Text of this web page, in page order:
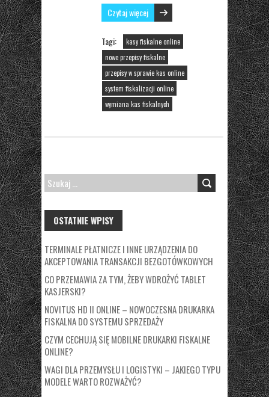
Czytaj więcej
Tagi:
kasy fiskalne online
nowe przepisy fiskalne
przepisy w sprawie kas online
system fiskalizacji online
wymiana kas fiskalnych
SZUKAJ:
OSTATNIE WPISY
TERMINALE PŁATNICZE I INNE URZĄDZENIA DO
AKCEPTOWANIA TRANSAKCJI BEZGOTÓWKOWYCH
CO PRZEMAWIA ZA TYM, ŻEBY WDROŻYĆ TABLET
KASJERSKI?
NOVITUS HD II ONLINE – NOWOCZESNA DRUKARKA
FISKALNA DO SYSTEMU SPRZEDAŻY
CZYM CECHUJĄ SIĘ MOBILNE DRUKARKI FISKALNE
ONLINE?
WAGI DLA PRZEMYSŁU I LOGISTYKI – JAKIEGO TYPU
MODELE WARTO ROZWAŻYĆ?